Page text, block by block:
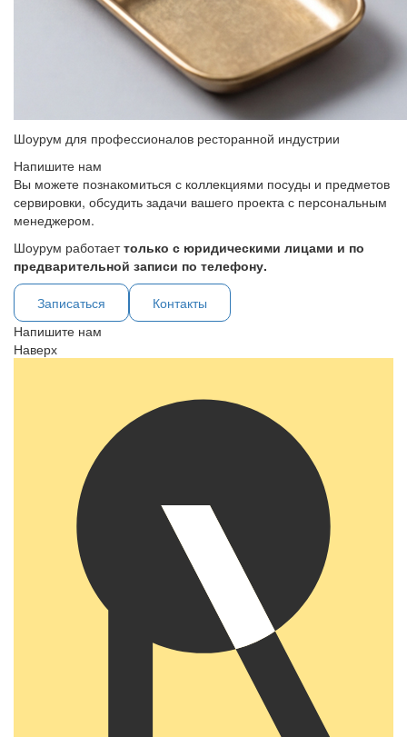
Шоурум для профессионалов ресторанной индустрии
Напишите нам
Вы можете познакомиться с коллекциями посуды и предметов
сервировки, обсудить задачи вашего проекта с персональным
менеджером.
Шоурум работаеттолько с юридическими лицами и по
предварительной записи по телефону.
Записаться
Контакты
Напишите нам
Наверх